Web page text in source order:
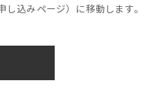
し込みページ）に移動します。